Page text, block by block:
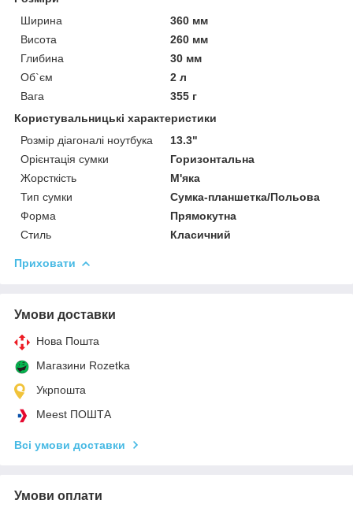
Ширина
360 мм
Висота
260 мм
Глибина
30 мм
Об`єм
2 л
Вага
355 г
Користувальницькі характеристики
Розмір діагоналі ноутбука
13.3"
Орієнтація сумки
Горизонтальна
Жорсткість
М'яка
Тип сумки
Сумка-планшетка/Польова
Форма
Прямокутна
Стиль
Класичний
Приховати
Умови доставки
Нова Пошта
Магазини Rozetka
Укрпошта
Meest ПОШТА
Всі умови доставки
Умови оплати